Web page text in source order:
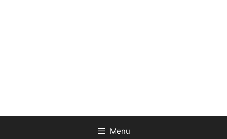
Menu